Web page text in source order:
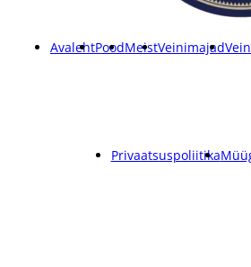
AvalehtPoodMeistVeinimajad
Privaatsuspoliitika